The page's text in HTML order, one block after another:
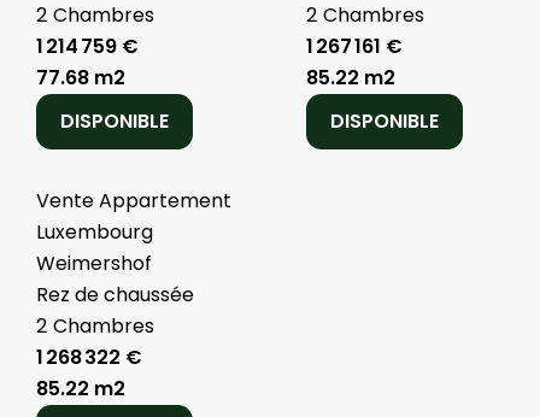
2 Chambres
1 214 759 €
77.68 m2
DISPONIBLE
2 Chambres
1 267 161 €
85.22 m2
DISPONIBLE
Vente Appartement
Luxembourg
Weimershof
Rez de chaussée
2 Chambres
1 268 322 €
85.22 m2